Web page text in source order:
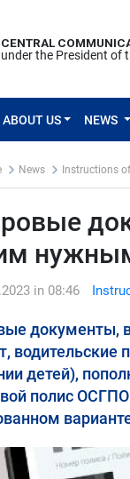
CENTRAL
under the President of
ABOUT US NEWS
News Instructions
in 08:46
документы,
водительские
детей),
полис